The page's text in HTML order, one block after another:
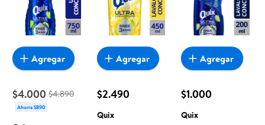
$4.000 $4.890
Ahorra $890
Agregar
$2.490
Quix
Agregar
$1.000
Quix
Agregar